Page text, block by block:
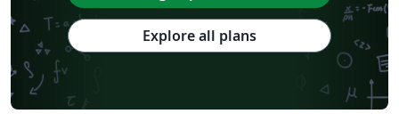
Explore all plans